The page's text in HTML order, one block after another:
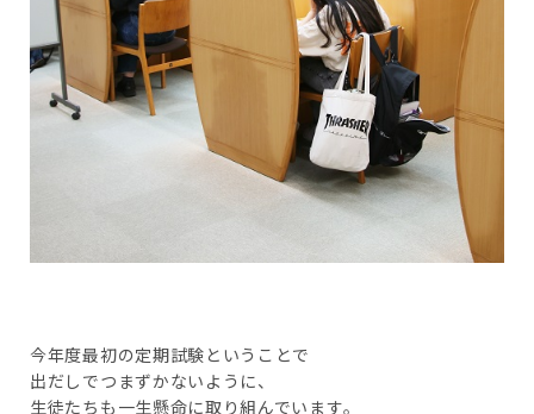
今年度最初の定期試験ということで
出だしでつまずかないように、
生徒たちも一生懸命に取り組んでいます。